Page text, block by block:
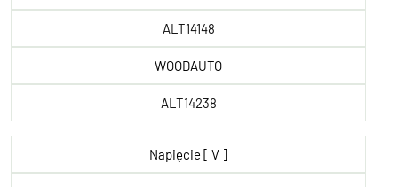
ALT14148
WOODAUTO
ALT14238
Napięcie [ V ]